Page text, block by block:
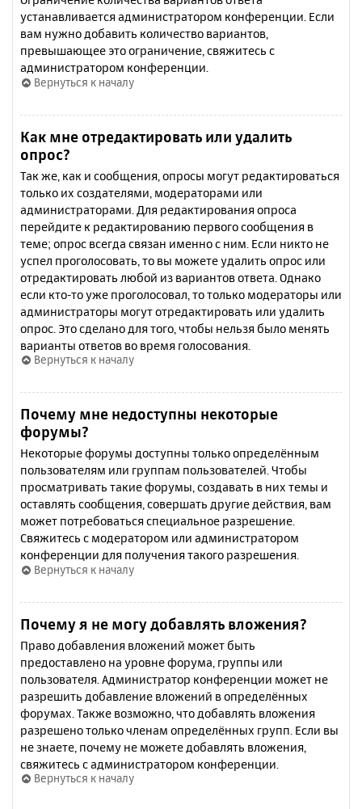
устанавливается администратором конференции. Если
вам нужно добавить количество вариантов,
превышающее это ограничение, свяжитесь с
администратором конференции.
Вернуться к началу
Как мне отредактировать или удалить
опрос?
Так же, как и сообщения, опросы могут редактироваться
только их создателями, модераторами или
администраторами. Для редактирования опроса
перейдите к редактированию первого сообщения в
теме; опрос всегда связан именно с ним. Если никто не
успел проголосовать, то вы можете удалить опрос или
отредактировать любой из вариантов ответа. Однако
если кто-то уже проголосовал, то только модераторы или
администраторы могут отредактировать или удалить
опрос. Это сделано для того, чтобы нельзя было менять
варианты ответов во время голосования.
Вернуться к началу
Почему мне недоступны некоторые
форумы?
Некоторые форумы доступны только определённым
пользователям или группам пользователей. Чтобы
просматривать такие форумы, создавать в них темы и
оставлять сообщения, совершать другие действия, вам
может потребоваться специальное разрешение.
Свяжитесь с модератором или администратором
конференции для получения такого разрешения.
Вернуться к началу
Почему я не могу добавлять вложения?
Право добавления вложений может быть
предоставлено на уровне форума, группы или
пользователя. Администратор конференции может не
разрешить добавление вложений в определённых
форумах. Также возможно, что добавлять вложения
разрешено только членам определённых групп. Если вы
не знаете, почему не можете добавлять вложения,
свяжитесь с администратором конференции.
Вернуться к началу